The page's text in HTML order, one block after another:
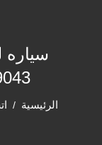
سياره
الرئيسية